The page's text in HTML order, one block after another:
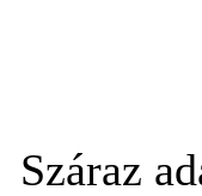
Száraz